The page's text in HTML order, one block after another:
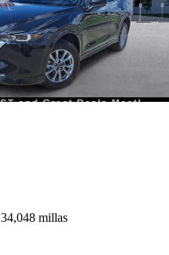
34,048 millas